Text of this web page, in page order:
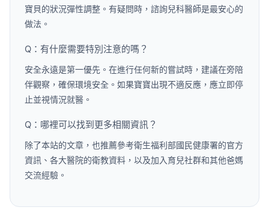
寶貝的狀況彈性調整。有疑問時，諮詢兒科醫師是最安心的
做法。
Q：有什麼需要特別注意的嗎？
安全永遠是第一優先。在進行任何新的嘗試時，建議在旁陪
伴觀察，確保環境安全。如果寶寶出現不適反應，應立即停
止並視情況就醫。
Q：哪裡可以找到更多相關資訊？
除了本站的文章，也推薦參考衛生福利部國民健康署的官方
資訊、各大醫院的衛教資料，以及加入育兒社群和其他爸媽
交流經驗。